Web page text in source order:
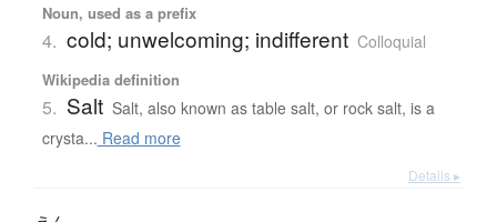
Noun, used as a prefix
4. cold; unwelcoming; indifferent Colloquial
Wikipedia definition
5. Salt Salt, also known as table salt, or rock salt, is a
crysta... Read more
Details ▸